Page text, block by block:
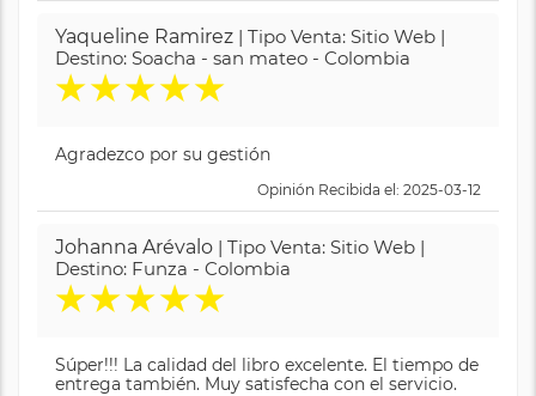
Yaqueline Ramirez | Tipo Venta: Sitio Web |
Destino: Soacha - san mateo - Colombia
★★★★★
Agradezco por su gestión
Opinión Recibida el: 2025-03-12
Johanna Arévalo | Tipo Venta: Sitio Web |
Destino: Funza - Colombia
★★★★★
Súper!!! La calidad del libro excelente. El tiempo de
entrega también. Muy satisfecha con el servicio.